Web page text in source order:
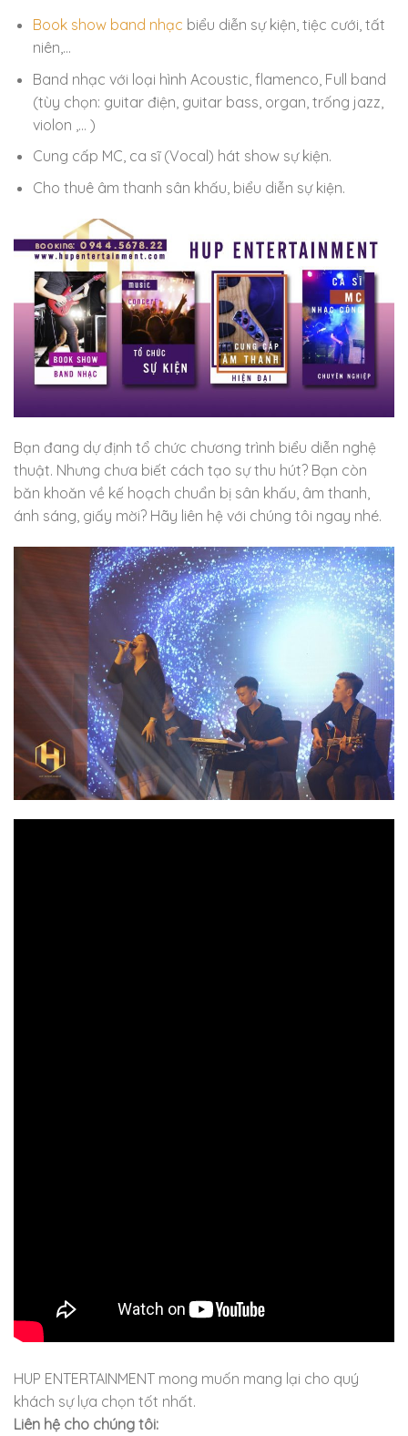
Book show band nhạc biểu diễn sự kiện, tiệc cưới, tất
niên,…
Band nhạc với loại hình Acoustic, flamenco, Full band
(tùy chọn: guitar điện, guitar bass, organ, trống jazz,
violon ,… )
Cung cấp MC, ca sĩ (Vocal) hát show sự kiện.
Cho thuê âm thanh sân khấu, biểu diễn sự kiện.
Bạn đang dự định tổ chức chương trình biểu diễn nghệ
thuật. Nhưng chưa biết cách tạo sự thu hút? Bạn còn
băn khoăn về kế hoạch chuẩn bị sân khấu, âm thanh,
ánh sáng, giấy mời? Hãy liên hệ với chúng tôi ngay nhé.
HUP ENTERTAINMENT mong muốn mang lại cho quý
khách sự lựa chọn tốt nhất.
Liên hệ cho chúng tôi: